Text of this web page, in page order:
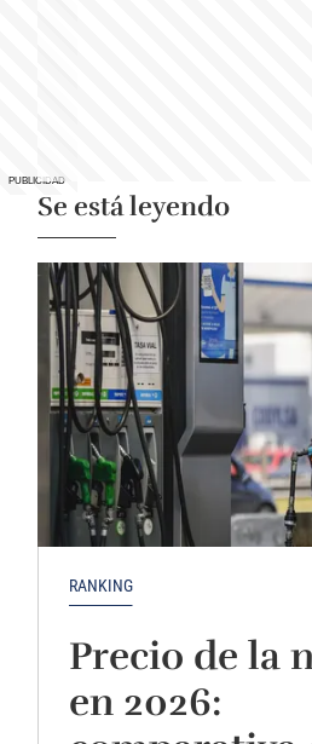
Se está leyendo
RANKING
Precio de la
en 2026: